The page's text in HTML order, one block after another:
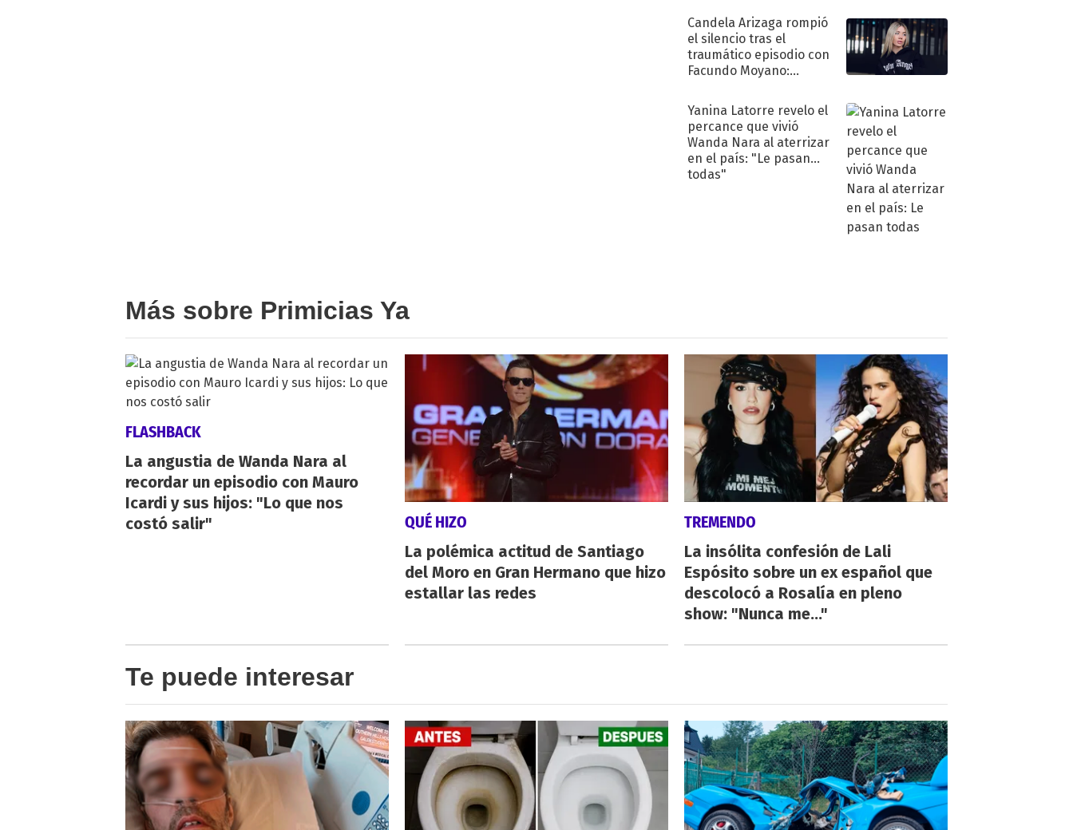
Candela Arizaga rompió
el silencio tras el
traumático episodio con
Facundo Moyano:
Yanina Latorre revelo el
percance que vivió
Wanda Nara al aterrizar
en el país: "Le pasan
todas"
Más sobre Primicias Ya
FLASHBACK
La angustia de Wanda Nara al
recordar un episodio con Mauro
Icardi y sus hijos: "Lo que nos
costó salir"
QUÉ HIZO
La polémica actitud de Santiago
del Moro en Gran Hermano que hizo
estallar las redes
TREMENDO
La insólita confesión de Lali
Espósito sobre un ex español que
descolocó a Rosalía en pleno
show: "Nunca me..."
Te puede interesar